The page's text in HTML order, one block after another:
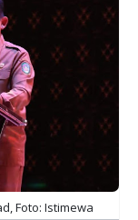
Foto: Istimewa